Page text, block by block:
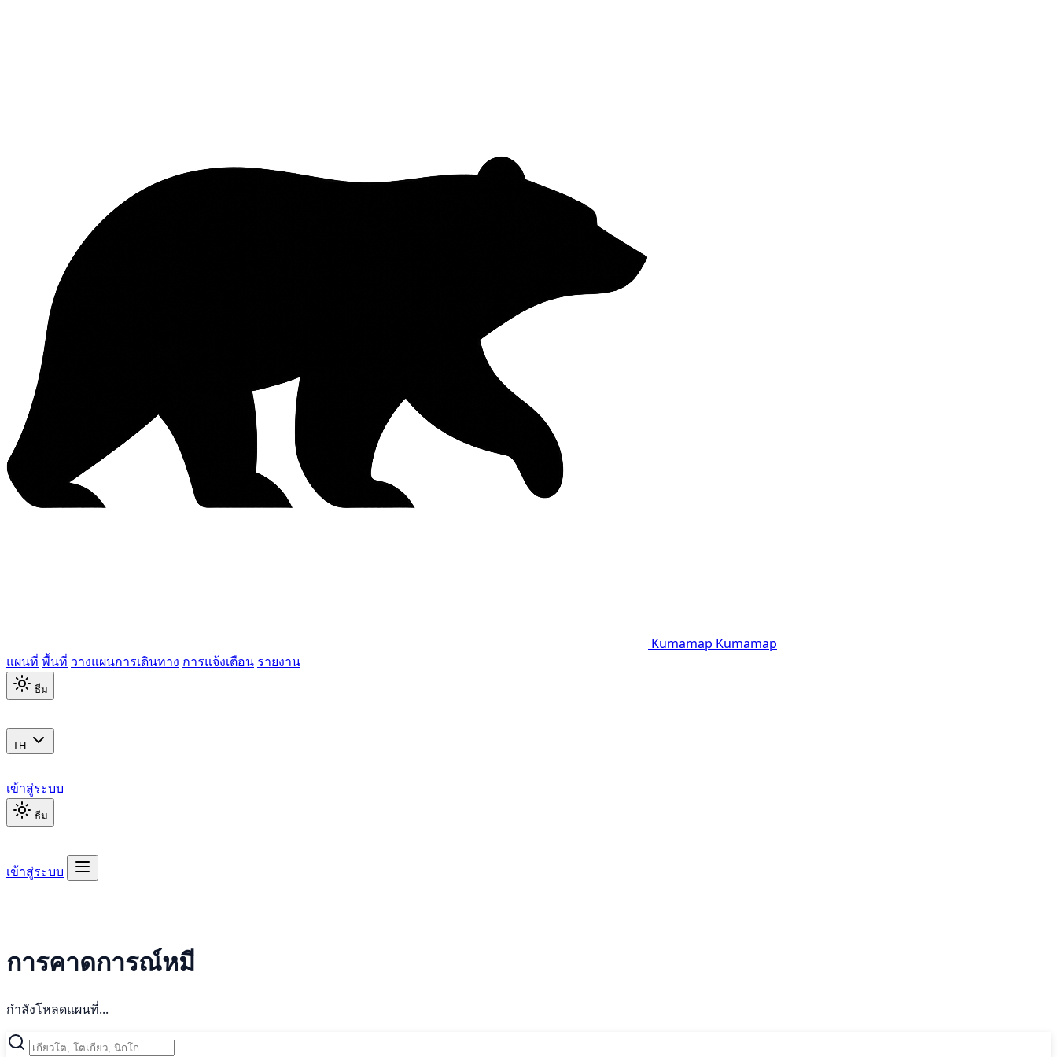
Kumamap Kumamap
แผนที่ พื้นที่ วางแผนการเดินทาง การแจ้งเตือน รายงาน
ธีม
TH
เข้าสู่ระบบ
ธีม
เข้าสู่ระบบ
การคาดการณ์หมี
กำลังโหลดแผนที่...